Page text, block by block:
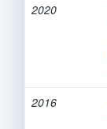
2020
2016